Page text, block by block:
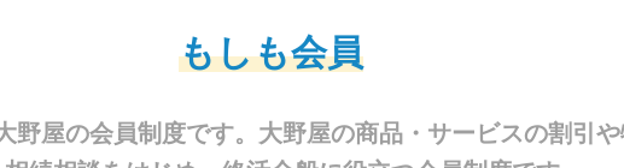
もしも会員
野屋の会員制度です。大野屋の商品・サービスの割引